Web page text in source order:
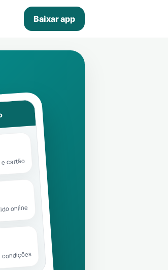
Baixar app
e cartão
online
condições